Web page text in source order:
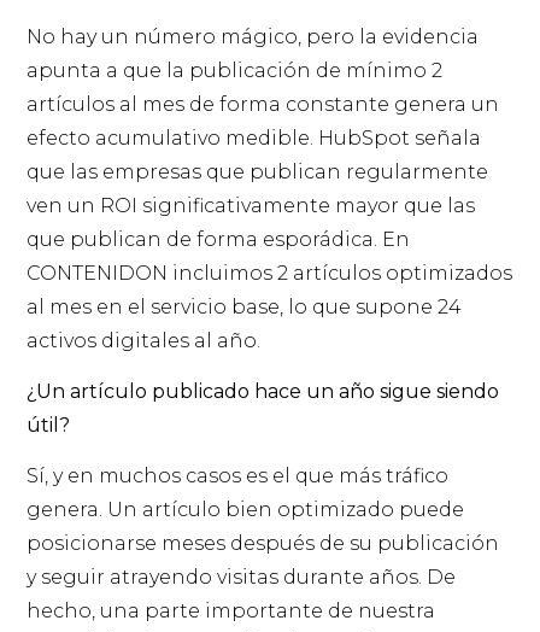
No hay un número mágico, pero la evidencia
apunta a que la publicación de mínimo 2
artículos al mes de forma constante genera un
efecto acumulativo medible. HubSpot señala
que las empresas que publican regularmente
ven un ROI significativamente mayor que las
que publican de forma esporádica. En
CONTENIDON incluimos 2 artículos optimizados
al mes en el servicio base, lo que supone 24
activos digitales al año.
¿Un artículo publicado hace un año sigue siendo
útil?
Sí, y en muchos casos es el que más tráfico
genera. Un artículo bien optimizado puede
posicionarse meses después de su publicación
y seguir atrayendo visitas durante años. De
hecho, una parte importante de nuestra